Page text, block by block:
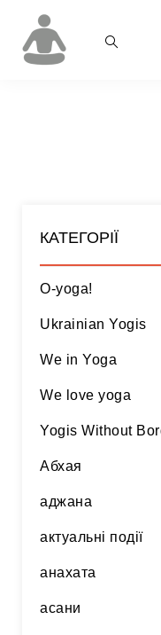
КАТЕГОРІЇ
O-yoga!
Ukrainian Yogis
We in Yoga
We love yoga
Yogis Without
Абхая
аджана
актуальні події
анахата
асани